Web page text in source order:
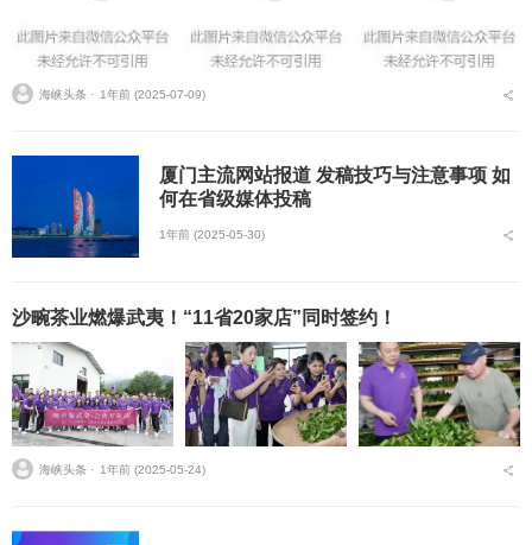
海峡头条 ⋅ 1年前 (2025-07-09)
厦门主流网站报道 发稿技巧与注意事项 如
何在省级媒体投稿
1年前 (2025-05-30)
沙畹茶业燃爆武夷！“11省20家店”同时签约！
海峡头条 ⋅ 1年前 (2025-05-24)